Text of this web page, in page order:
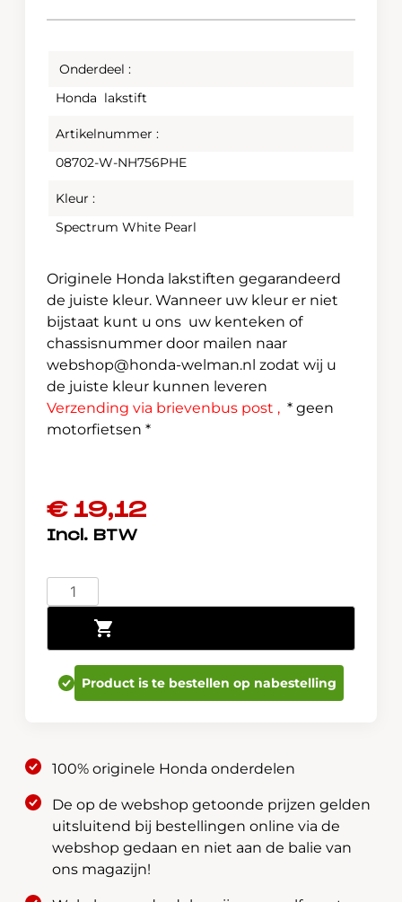
Onderdeel :
Honda lakstift
Artikelnummer :
08702-W-NH756PHE
Kleur :
Spectrum White Pearl
Originele Honda lakstiften gegarandeerd
de juiste kleur. Wanneer uw kleur er niet
bijstaat kunt u ons uw kenteken of
chassisnummer door mailen naar
webshop@honda-welman.nl zodat wij u
de juiste kleur kunnen leveren
Verzending via brievenbus post , * geen
motorfietsen *
€19,12
Honda
Lakstift
Spectrum
White
Pearl
W-
NH756PHE
aantal
Toevoegen aan winkelwagen
Product is te bestellen op nabestelling
100% originele Honda onderdelen
De op de webshop getoonde prijzen gelden
uitsluitend bij bestellingen online via de
webshop gedaan en niet aan de balie van
ons magazijn!